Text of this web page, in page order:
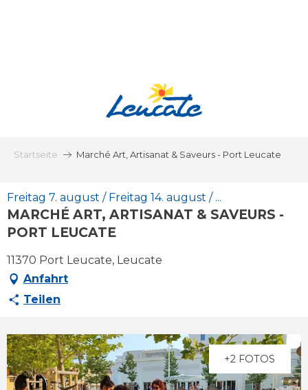
Startseite Marché Art, Artisanat & Saveurs - Port Leucate
Freitag 7. august / Freitag 14. august / ...
MARCHÉ ART, ARTISANAT & SAVEURS -
PORT LEUCATE
11370 Port Leucate, Leucate
Anfahrt
Teilen
+2 FOTOS